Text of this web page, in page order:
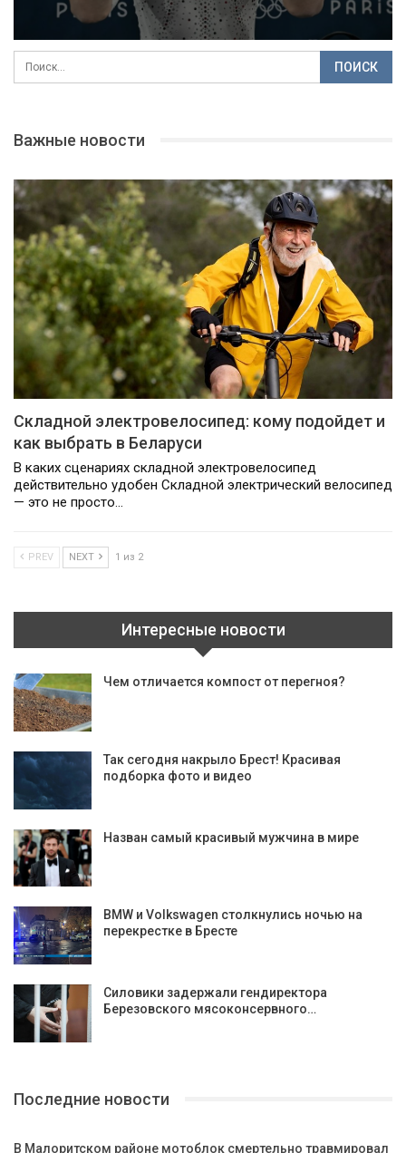
Важные новости
Складной электровелосипед: кому подойдет и
как выбрать в Беларуси
В каких сценариях складной электровелосипед
действительно удобен Складной электрический велосипед
— это не просто…
PREV NEXT 1 из 2
Интересные новости
Чем отличается компост от перегноя?
Так сегодня накрыло Брест! Красивая
подборка фото и видео
Назван самый красивый мужчина в мире
BMW и Volkswagen столкнулись ночью на
перекрестке в Бресте
Силовики задержали гендиректора
Березовского мясоконсервного…
Последние новости
В Малоритском районе мотоблок смертельно травмировал